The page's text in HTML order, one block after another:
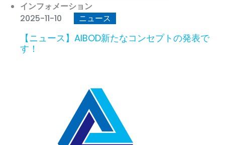
インフォメーション
2025-11-10
ニュース
【ニュース】AIBOD新たなコンセプトの発表で
す！